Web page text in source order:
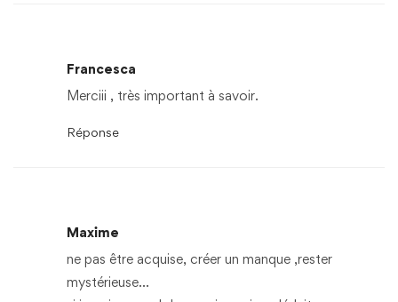
Francesca
Merciii , très important à savoir.
Réponse
Maxime
ne pas être acquise, créer un manque ,rester
mystérieuse…